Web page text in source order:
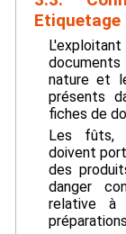
Etiquetage
nature et
présents
fiches de
Les fûts,
doivent
des
danger
relative à